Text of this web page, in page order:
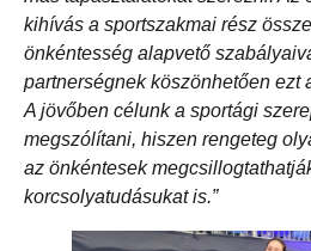
kihívás a sportszakmai rész
önkéntesség alapvető
partnerségnek köszönhetően ezt
A jövőben célunk a sportági
megszólítani, hiszen rengeteg
az önkéntesek
korcsolyatudásukat is.”